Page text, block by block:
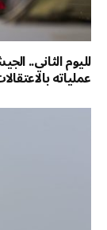
لليوم الثاني..
عملياته